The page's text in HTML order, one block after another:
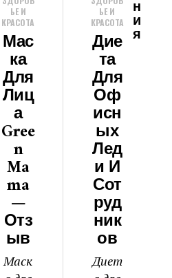
Н
И
Я
ЬЕ И
КРАСОТА
Мас
Ка
Для
Лиц
А
Gree
N
Ma
Ma
—
Отз
Ыв
Маск
ЬЕ И
КРАСОТА
Дие
Та
Для
Оф
Исн
Ых
Лед
И И
Сот
Руд
Ник
Ов
Диет